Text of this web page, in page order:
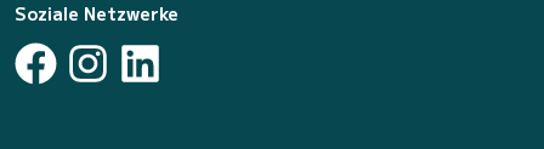
Soziale Netzwerke